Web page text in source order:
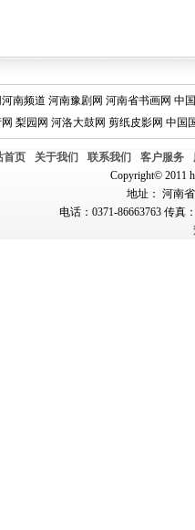
南频道 河南豫剧网 河南省书画网 中
梨园网 河洛大鼓网 剪纸皮影网 中国
首页 关于我们 联系我们 客户服务
Copyright© 2011
地址： 河南
电话：0371-86663763 传真